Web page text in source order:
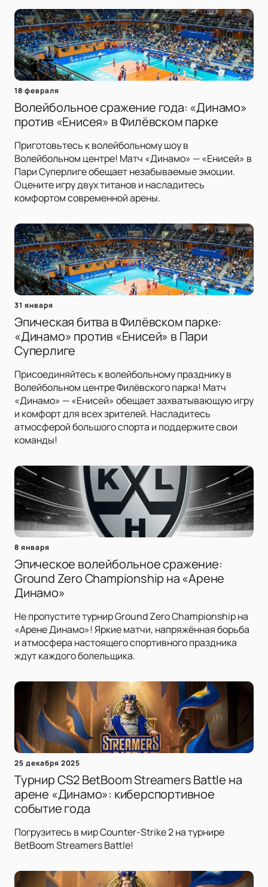
18 февраля
Волейбольное сражение года: «Динамо»
против «Енисея» в Филёвском парке
Приготовьтесь к волейбольному шоу в
Волейбольном центре! Матч «Динамо» — «Енисей» в
Пари Суперлиге обещает незабываемые эмоции.
Оцените игру двух титанов и насладитесь
комфортом современной арены.
31 января
Эпическая битва в Филёвском парке:
«Динамо» против «Енисей» в Пари
Суперлиге
Присоединяйтесь к волейбольному празднику в
Волейбольном центре Филёвского парка! Матч
«Динамо» — «Енисей» обещает захватывающую игру
и комфорт для всех зрителей. Насладитесь
атмосферой большого спорта и поддержите свои
команды!
8 января
Эпическое волейбольное сражение:
Ground Zero Championship на «Арене
Динамо»
Не пропустите турнир Ground Zero Championship на
«Арене Динамо»! Яркие матчи, напряжённая борьба
и атмосфера настоящего спортивного праздника
ждут каждого болельщика.
25 декабря 2025
Турнир CS2 BetBoom Streamers Battle на
арене «Динамо»: киберспортивное
событие года
Погрузитесь в мир Counter-Strike 2 на турнире
BetBoom Streamers Battle!